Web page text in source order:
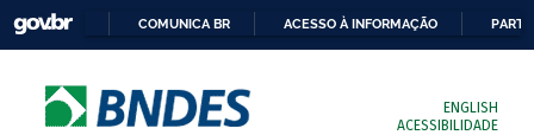
COMUNICA BR ACESSO À INFORMAÇÃO
ENGLISH
ACESSIBILIDADE